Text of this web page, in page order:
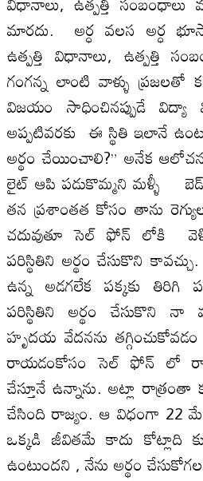
మారదు. అర్ధ వలస అర్ధ
ఉత్పత్తి విధానాలు, ఉత్పత్తి
గంగన్న లాంటి వాళ్ళు ప్రజలతో
విజయం సాధించినప్పుడే
అప్పటివరకు ఈ స్థితి ఇలానే
అర్థం చేయించాలి?” అనేక
లైట్ ఆపి పడుకొమ్మని మళ్ళీ బెడ్
తన ప్రశాంతత కోసం తాను
చదువుతూ సెల్ ఫోన్ లోకి
పరిస్థితిని అర్థం చేసుకొని
ఉన్న అడగలేక పక్కకు తిరిగి
పరిస్థితిని అర్థం చేసుకొని నా
హృదయ వేదనను
రాయడంకోసం సెల్ ఫోన్ లో
చేస్తూనే ఉన్నాను. అట్లా రాత్రంతా
చేసింది రాజ్యం. ఆ విధంగా 22
ఒక్కడి జీవితమే కాదు కోట్లాది
ఉంటుందని , నేను అర్థం